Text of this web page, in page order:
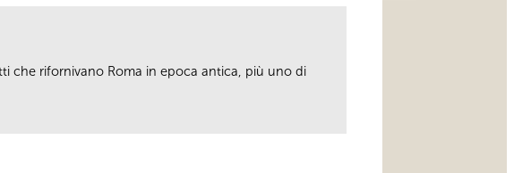
che rifornivano Roma in epoca antica, più uno di